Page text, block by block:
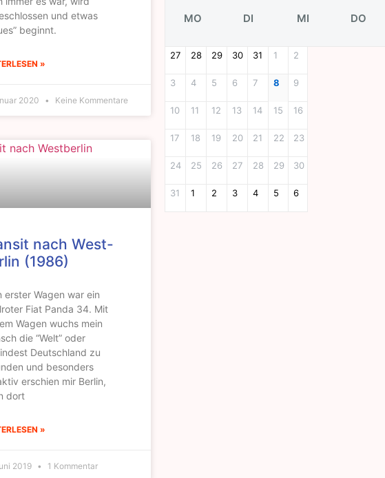
und etwas
beginnt.
»
2020 Keine Kommentare
nach West-
(1986)
erster Wagen war ein
Fiat Panda 34. Mit
Wagen wuchs mein
die “Welt” oder
Deutschland zu
und besonders
erschien mir Berlin,
dort
»
2019 1 Kommentar
MO DI MI DO
27 28 29 30 31 1 2
3 4 5 6 7 8 9
10 11 12 13 14 15 16
17 18 19 20 21 22 23
24 25 26 27 28 29 30
31 1 2 3 4 5 6